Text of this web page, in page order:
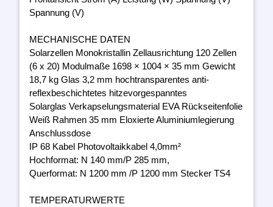
Spannung (V)
MECHANISCHE DATEN
Solarzellen Monokristallin Zellausrichtung 120 Zellen
(6 x 20) Modulmaße 1698 × 1004 × 35 mm Gewicht
18,7 kg Glas 3,2 mm hochtransparentes anti-
reflexbeschichtetes hitzevorgespanntes
Solarglas Verkapselungsmaterial EVA Rückseitenfolie
Weiß Rahmen 35 mm Eloxierte Aluminiumlegierung
Anschlussdose
IP 68 Kabel Photovoltaikkabel 4,0mm²
Hochformat: N 140 mm/P 285 mm,
Querformat: N 1200 mm /P 1200 mm Stecker TS4
TEMPERATURWERTE